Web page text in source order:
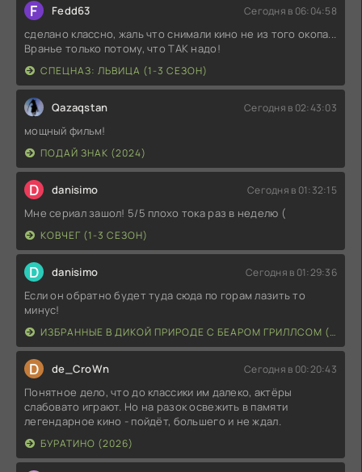
F Fedd63 Сегодня в 06:04:58
сделано классно, жаль что снимали кино не из того окопа...
Вранье только потому, что ТАК надо!
СПЕЦНАЗ: ЛЬВИЦА (1-3 СЕЗОН)
Qazaqstan Сегодня в 02:43:03
мощный фильм!
ПОДАЙ ЗНАК (2024)
D danisimo Сегодня в 01:32:15
Мне сериал зашол! 5/5 плохо тока раз в неделю (
КОВЧЕГ (1-3 СЕЗОН)
D danisimo Сегодня в 01:29:36
Если он обратно будет туда сюда по горам лазить то
минус!
ИЗБРАННЫЕ В ДИКОЙ ПРИРОДЕ С БЕАРОМ ГРИЛЛСОМ (2026)
D de_CroWn Сегодня в 00:20:43
Понятное дело, что до классики им далеко, актёры
слабовато играют. Но на разок освежить в памяти
легендарное кино - пойдёт, большего и не ждал.
БУРАТИНО (2026)